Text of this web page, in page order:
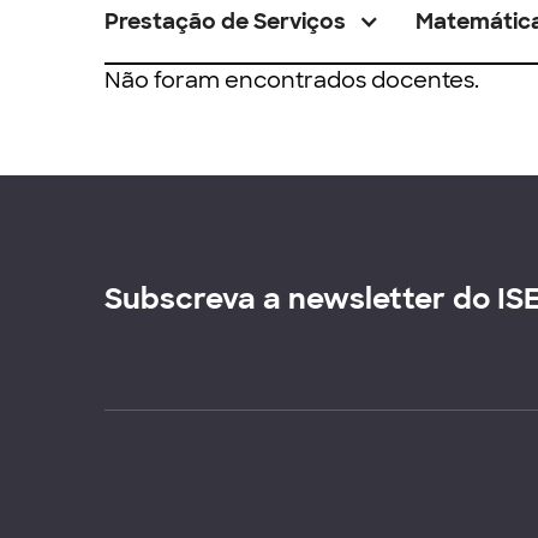
Prestação de Serviços
Não foram encontrados docentes.
Subscreva a newsletter do